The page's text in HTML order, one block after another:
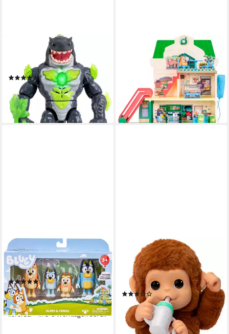
Actionfigur Beast Lab: Hai, mit
Licht- und Soundeffekten
(1)
ab 58,90 € UVP79,99 €
-26%
lieferbar - in 3-4 Werktagen bei dir
Spielwelt Bluey, Let's Play
Chef Supermarkt, mit
Soundeffekten
ab 57,90 €
lieferbar - in 3-4 Werktagen bei dir
MOOSE
Spielfigur Bluey & Familie 4er
Pack
(3)
ab 16,23 € UVP19,99 €
-19%
lieferbar - in 5-6 Werktagen bei dir
MOOSE
Plüschfigur Little Live Pets,
Mama Surprise - Mein kleiner
Affe Mango
ab 30,14 € UVP34,99 €
-14%
lieferbar - in 4-5 Werktagen bei dir